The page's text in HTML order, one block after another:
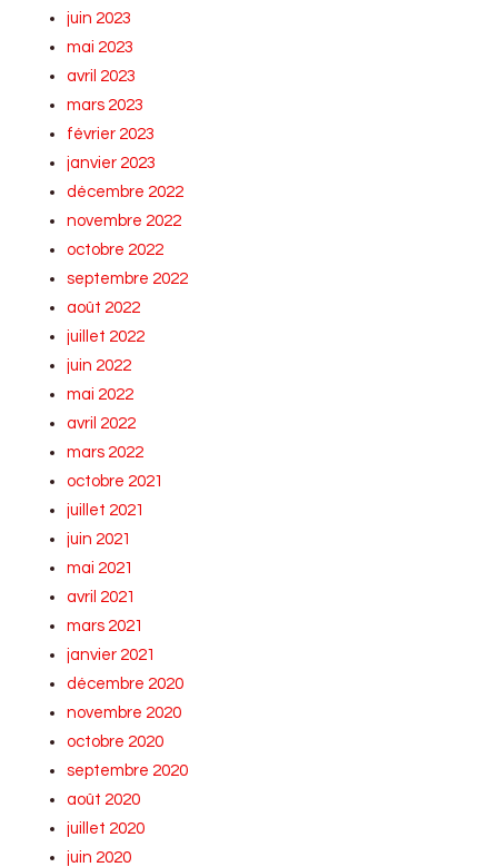
juin 2023
mai 2023
avril 2023
mars 2023
février 2023
janvier 2023
décembre 2022
novembre 2022
octobre 2022
septembre 2022
août 2022
juillet 2022
juin 2022
mai 2022
avril 2022
mars 2022
octobre 2021
juillet 2021
juin 2021
mai 2021
avril 2021
mars 2021
janvier 2021
décembre 2020
novembre 2020
octobre 2020
septembre 2020
août 2020
juillet 2020
juin 2020